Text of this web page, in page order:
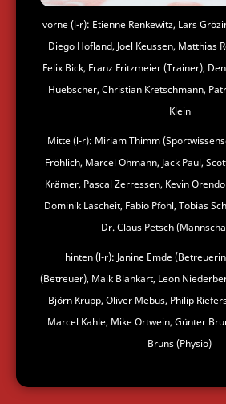
vorne (l-r): Etienne Renkewitz, Lars
Diego Hofland, Joel Keussen, Matthias
Felix Bick, Franz Fritzmeier (Trainer),
Huebscher, Christian Kretschmann,
Klein
Mitte (l-r): Miriam Thimm
Fröhlich, Marcel Ohmann, Jack Paul,
Krämer, Pascal Zerressen, Kevin
Dominik Lascheit, Fabio Pfohl, Tobias
Dr. Claus Petsch
hinten (l-r): Janine Emde
(Betreuer), Maik Blankart, Leon
Björn Krupp, Oliver Mebus, Philip
Marcel Kahle, Mike Ortwein, Günter
Bruns (Physio)